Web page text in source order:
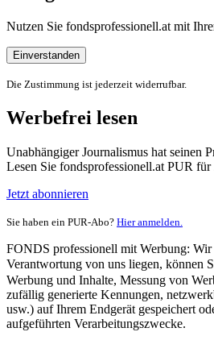
Nutzen Sie fondsprofessionell.at mit
Einverstanden
Die Zustimmung ist jederzeit widerrufbar.
Werbefrei lesen
Unabhängiger Journalismus hat seinen
Lesen Sie fondsprofessionell.at PUR
Jetzt abonnieren
Sie haben ein PUR-Abo? Hier anmelden.
FONDS professionell mit Werbung:
Verantwortung von uns liegen, können
Werbung und Inhalte, Messung von
zufällig generierte Kennungen,
usw.) auf Ihrem Endgerät gespeichert
aufgeführten Verarbeitungszwecke.